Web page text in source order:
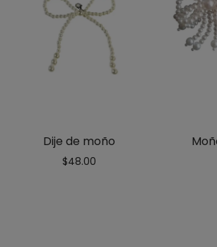
Dije de moño
$48.00